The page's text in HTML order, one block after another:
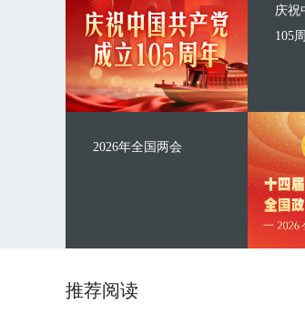
庆祝
105
2026年全国两会
推荐阅读